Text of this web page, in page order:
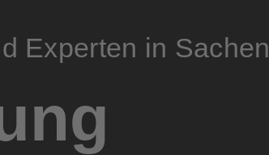
Experten in Sachen